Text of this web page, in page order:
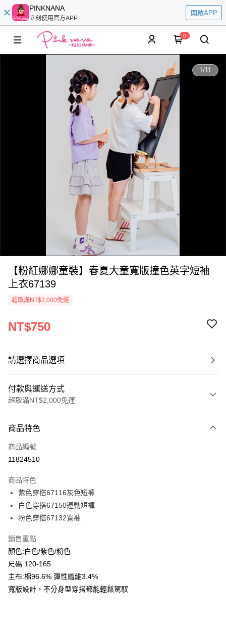
PINKNANA
立刻使用官方APP
開啟APP
0
0:00
1/11
【粉紅娜娜童裝】春夏大童寬版撞色英字短袖
上衣67139
超取滿NT$2,000免運
NT$750
請選擇商品選項
付款與運送方式
超取滿NT$2,000免運
信用卡一次付款
超商取貨付款
Apple Pay
Google Pay
運送方式
全家付款取貨
每筆NT$80，滿NT$2,000(含以上)免運費
商品特色
商品編號
11824510
商品特色
紫色穿搭67116灰色短褲
白色穿搭67150運動短褲
粉色穿搭67132寬褲
銷售重點
顏色:白色/紫色/粉色
尺碼:120-165
主布:棉96.6% 彈性纖維3.4%
寬版設計，不分身型穿搭都能輕鬆駕馭